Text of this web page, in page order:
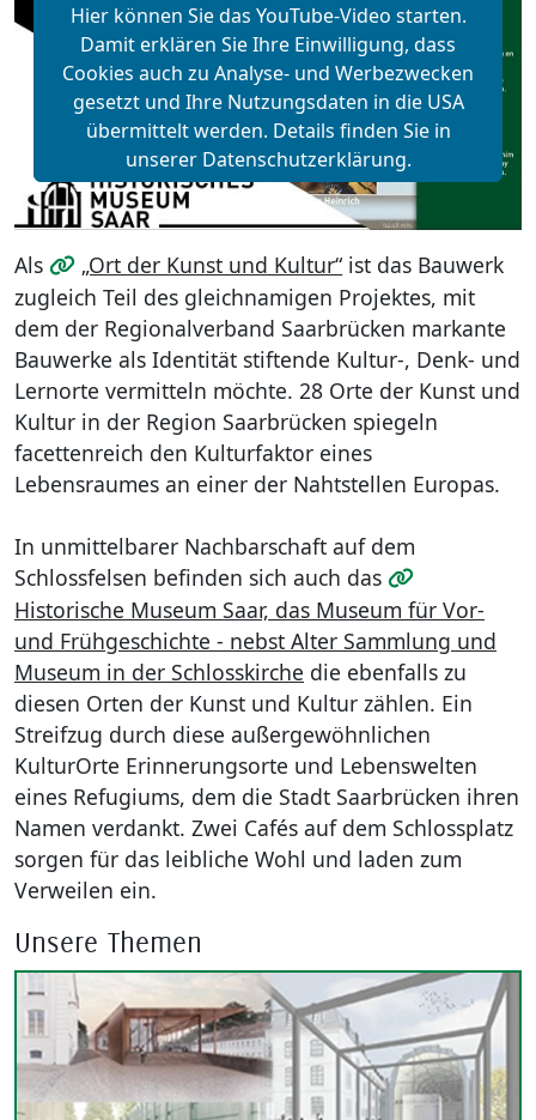
Hier können Sie das YouTube-Video starten.
Damit erklären Sie Ihre Einwilligung, dass
Cookies auch zu Analyse- und Werbezwecken
gesetzt und Ihre Nutzungsdaten in die USA
übermittelt werden. Details finden Sie in
unserer Datenschutzerklärung.
Als „Ort der Kunst und Kultur“ ist das Bauwerk
zugleich Teil des gleichnamigen Projektes, mit
dem der Regionalverband Saarbrücken markante
Bauwerke als Identität stiftende Kultur-, Denk- und
Lernorte vermitteln möchte. 28 Orte der Kunst und
Kultur in der Region Saarbrücken spiegeln
facettenreich den Kulturfaktor eines
Lebensraumes an einer der Nahtstellen Europas.
In unmittelbarer Nachbarschaft auf dem
Schlossfelsen befinden sich auch das
Historische Museum Saar, das Museum für Vor-
und Frühgeschichte - nebst Alter Sammlung und
Museum in der Schlosskirche die ebenfalls zu
diesen Orten der Kunst und Kultur zählen. Ein
Streifzug durch diese außergewöhnlichen
KulturOrte Erinnerungsorte und Lebenswelten
eines Refugiums, dem die Stadt Saarbrücken ihren
Namen verdankt. Zwei Cafés auf dem Schlossplatz
sorgen für das leibliche Wohl und laden zum
Verweilen ein.
Unsere Themen